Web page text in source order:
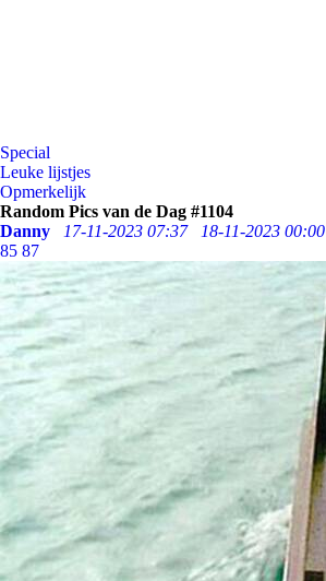
Special
Leuke lijstjes
Opmerkelijk
Random Pics van de Dag #1104
Danny
17-11-2023 07:37 18-11-2023 00:00
85 87